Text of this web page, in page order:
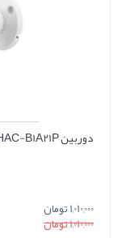
دوربین HAC-B1A21P بولت 2 مگاپیکسل برند داهوا
1,010,000 تومان
1,010,000 تومان